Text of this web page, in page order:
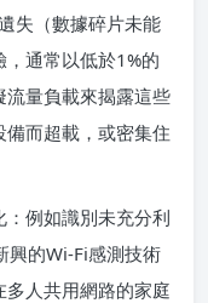
失（數據碎片未能
通常以低於1%的
量負載來揭露這些
而超載，或密集住
例如識別未充分利
興的Wi-Fi感測技術
人共用網路的家庭